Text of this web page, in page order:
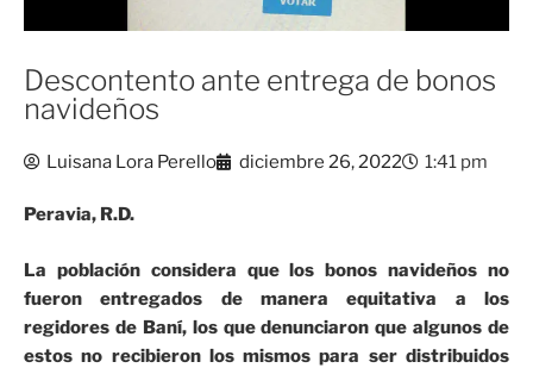
Descontento ante entrega de bonos
navideños
Luisana Lora Perello diciembre 26, 2022 1:41 pm
Peravia, R.D.
La población considera que los bonos navideños no
fueron entregados de manera equitativa a los
regidores de Baní, los que denunciaron que algunos de
estos no recibieron los mismos para ser distribuidos